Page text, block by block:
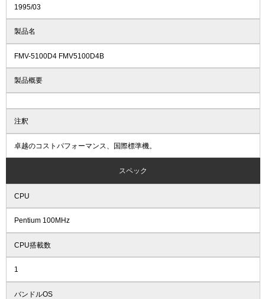
1995/03
製品名
FMV-5100D4 FMV5100D4B
製品概要
注釈
卓越のコストパフォーマンス、国際標準機。
スペック
CPU
Pentium 100MHz
CPU搭載数
1
バンドルOS